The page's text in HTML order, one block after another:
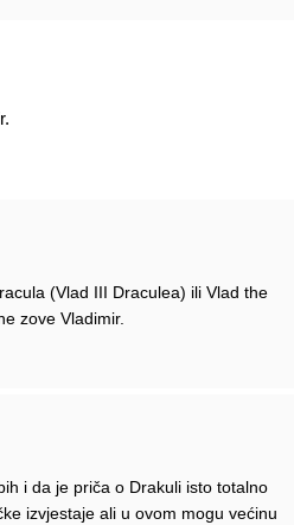
(Vlad III Draculea) ili Vlad the
zove Vladimir.
i da je priča o Drakuli isto totalno
izvjestaje ali u ovom mogu većinu